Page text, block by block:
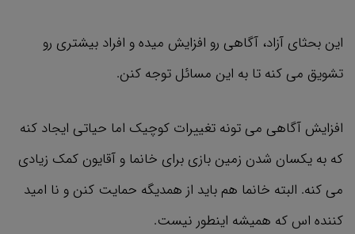
این بحثای آزاد، آگاهی رو افزایش میده و افراد بیشتری رو
تشویق می کنه تا به این مسائل توجه کنن.
افزایش آگاهی می تونه تغییرات کوچیک اما حیاتی ایجاد کنه
که به یکسان شدن زمین بازی برای خانما و آقایون کمک زیادی
می کنه. البته خانما هم باید از همدیگه حمایت کنن و نا امید
کننده اس که همیشه اینطور نیست.